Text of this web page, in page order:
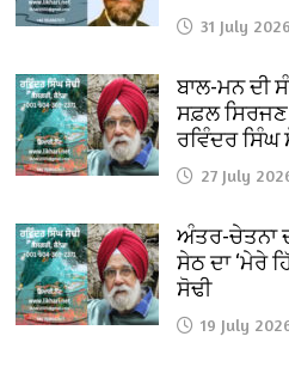
31 July 2026
ਬਾਲ-ਮਨ ਦੀ
ਸਫ਼ਲ ਸਿਰਜਣ
ਰਵਿੰਦਰ ਸਿੰਘ
27 July
ਅੰਤਰ-ਚੇਤਨਾ
ਸੇਠ ਦਾ ‘ਮੇਰੇ
ਸੋਢੀ
19 July